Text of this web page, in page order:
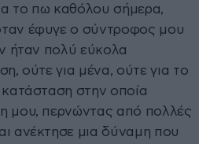
το πω καθόλου σήμερα,
έφυγε ο σύντροφος μου
ήταν πολύ εύκολα
ούτε για μένα, ούτε για το
στην οποία
μου, περνώντας από πολλές
ανέκτησε μια δύναμη που